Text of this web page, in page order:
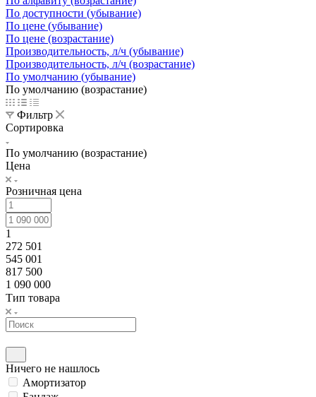
По доступности (убывание)
По цене (убывание)
По цене (возрастание)
Производительность, л/ч (убывание)
Производительность, л/ч (возрастание)
По умолчанию (убывание)
По умолчанию (возрастание)
Фильтр
Сортировка
По умолчанию (возрастание)
Цена
Розничная цена
1
272 501
545 001
817 500
1 090 000
Тип товара
Ничего не нашлось
Амортизатор